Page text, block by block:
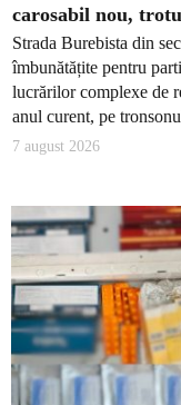
carosabil nou,
Strada Burebista din
îmbunătățite pentru
lucrărilor complexe de
anul curent, pe
7 august 2026